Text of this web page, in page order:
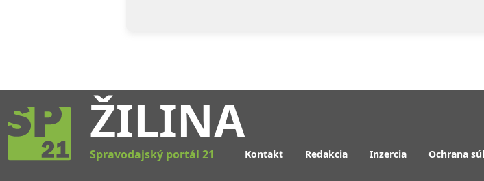
ŽILINA
Spravodajský portál 21 Kontakt Redakcia Inzercia Ochrana